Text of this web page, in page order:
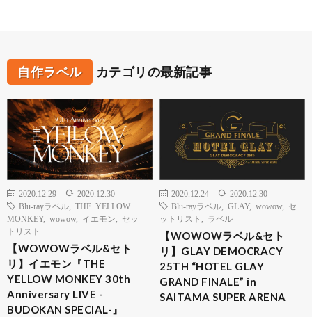
自作ラベル カテゴリの最新記事
2020.12.29
2020.12.30
Blu-rayラベル
THE YELLOW
MONKEY, wowow, イエモン
セッ
トリスト
【WOWOWラベル&セト
リ】イエモン『THE
YELLOW MONKEY 30th
Anniversary LIVE -
BUDOKAN SPECIAL-』
2020.12.24
2020.12.30
Blu-rayラベル
GLAY, wowow, セ
ットリスト
ラベル
【WOWOWラベル&セト
リ】GLAY DEMOCRACY
25TH “HOTEL GLAY
GRAND FINALE” in
SAITAMA SUPER ARENA